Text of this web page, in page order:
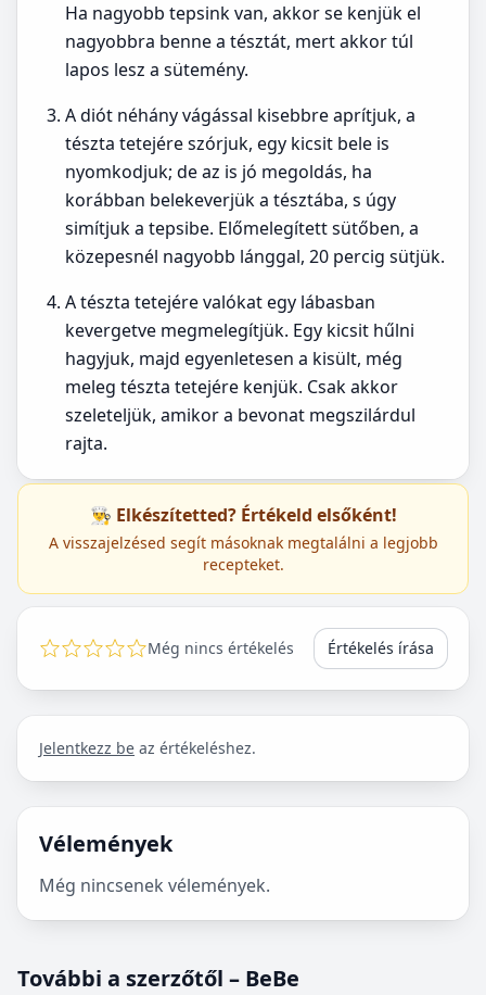
Ha nagyobb tepsink van, akkor se kenjük el
nagyobbra benne a tésztát, mert akkor túl
lapos lesz a sütemény.
A diót néhány vágással kisebbre aprítjuk, a
tészta tetejére szórjuk, egy kicsit bele is
nyomkodjuk; de az is jó megoldás, ha
korábban belekeverjük a tésztába, s úgy
simítjuk a tepsibe. Előmelegített sütőben, a
közepesnél nagyobb lánggal, 20 percig sütjük.
A tészta tetejére valókat egy lábasban
kevergetve megmelegítjük. Egy kicsit hűlni
hagyjuk, majd egyenletesen a kisült, még
meleg tészta tetejére kenjük. Csak akkor
szeleteljük, amikor a bevonat megszilárdul
rajta.
👨‍🍳 Elkészítetted? Értékeld elsőként!
A visszajelzésed segít másoknak megtalálni a legjobb
recepteket.
Még nincs értékelés Értékelés írása
Jelentkezz be az értékeléshez.
Vélemények
Még nincsenek vélemények.
További a szerzőtől – BeBe